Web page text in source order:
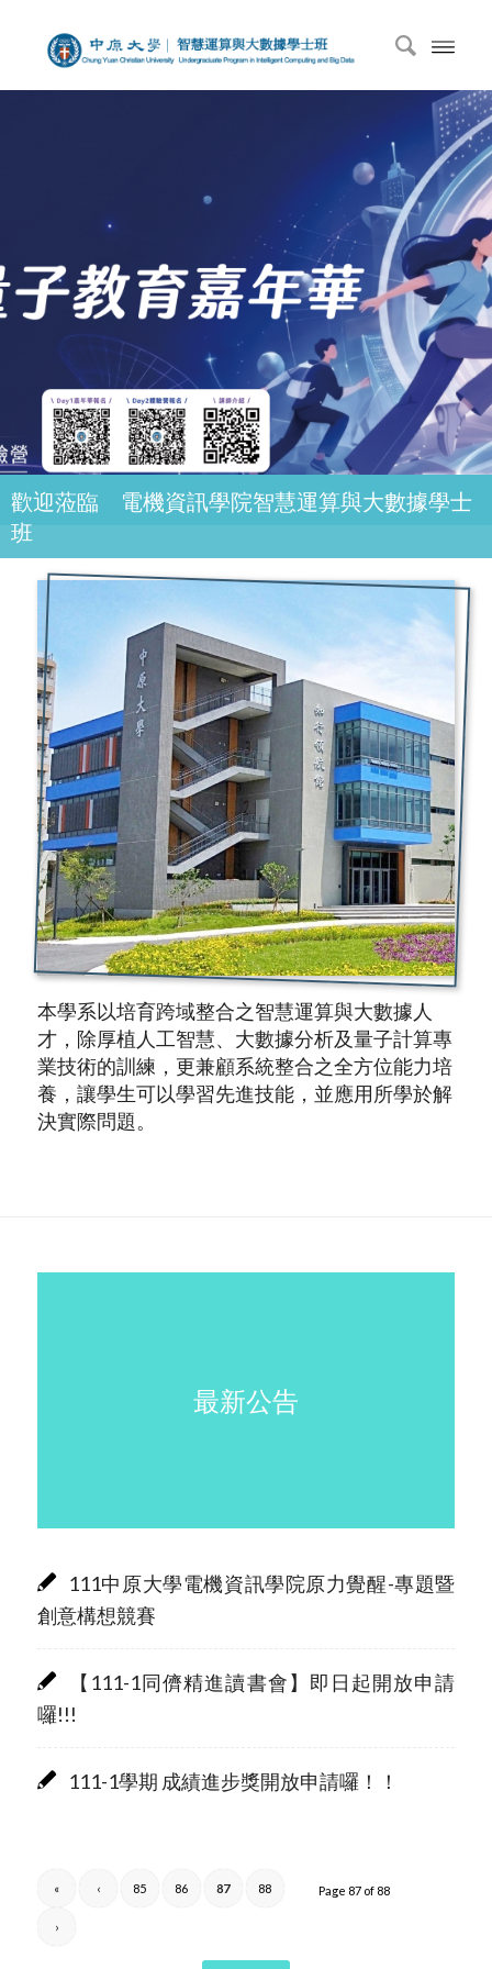
歡迎蒞臨 電機資訊學院智慧運算與大數據學士
班
本學系以培育跨域整合之智慧運算與大數據人
才，除厚植人工智慧、大數據分析及量子計算專
業技術的訓練，更兼顧系統整合之全方位能力培
養，讓學生可以學習先進技能，並應用所學於解
決實際問題。
最新公告
111中原大學電機資訊學院原力覺醒-專題暨
創意構想競賽
【111-1同儕精進讀書會】即日起開放申請
囉!!!
111-1學期 成績進步獎開放申請囉！！
Page 87 of 88
« ‹ 85 86 87 88
›